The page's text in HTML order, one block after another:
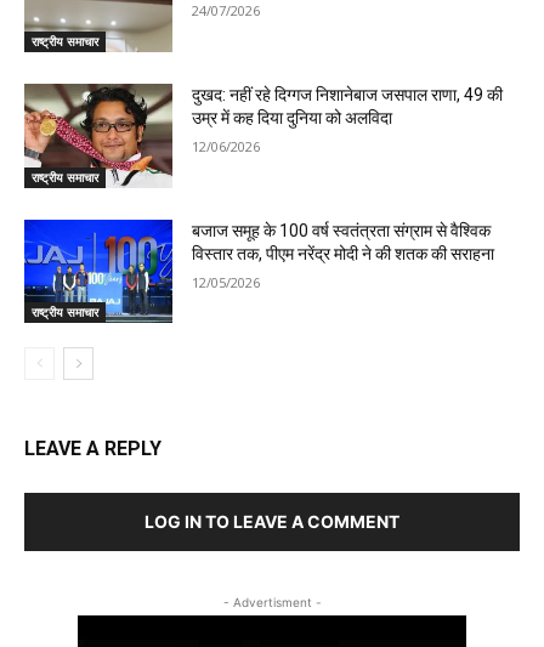
राष्ट्रीय समाचार
24/07/2026
राष्ट्रीय समाचार
दुखद: नहीं रहे दिग्गज निशानेबाज जसपाल राणा, 49 की
उम्र में कह दिया दुनिया को अलविदा
12/06/2026
राष्ट्रीय समाचार
बजाज समूह के 100 वर्ष स्वतंत्रता संग्राम से वैश्विक
विस्तार तक, पीएम नरेंद्र मोदी ने की शतक की सराहना
12/05/2026
LEAVE A REPLY
LOG IN TO LEAVE A COMMENT
- Advertisment -